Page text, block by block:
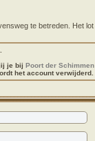
te betreden. Het
je bij Poort der
het account verwijderd.